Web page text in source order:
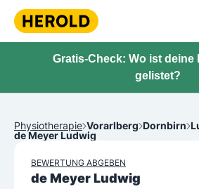
Gratis-Check: Wo ist deine
gelistet?
Physiotherapie Vorarlberg Dornbirn
de Meyer Ludwig
BEWERTUNG ABGEBEN
de Meyer Ludwig